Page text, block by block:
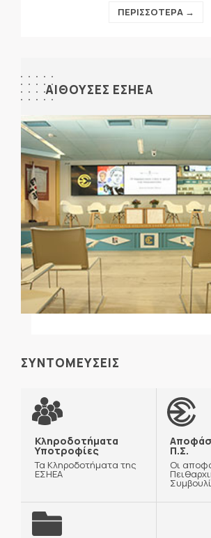
ΠΕΡΙΣΣΟΤΕΡΑ →
ΑΙΘΟΥΣΕΣ ΕΣΗΕΑ
ΣΥΝΤΟΜΕΥΣΕΙΣ
Κληροδοτήματα
Υποτροφίες
Τα Κληροδοτήματα της
ΕΣΗΕΑ
Π.Σ.
Οι